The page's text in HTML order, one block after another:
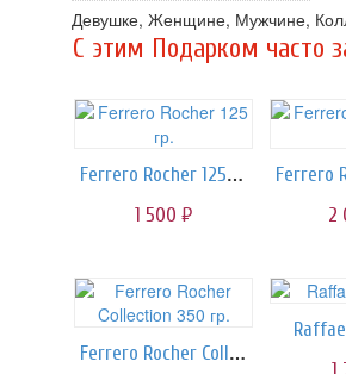
Девушке, Женщине, Мужчине,
C этим Подарком часто
Ferrero Rocher 125 гр.
1 500 руб. 2
Ferrero Rocher Collection 350 гр.